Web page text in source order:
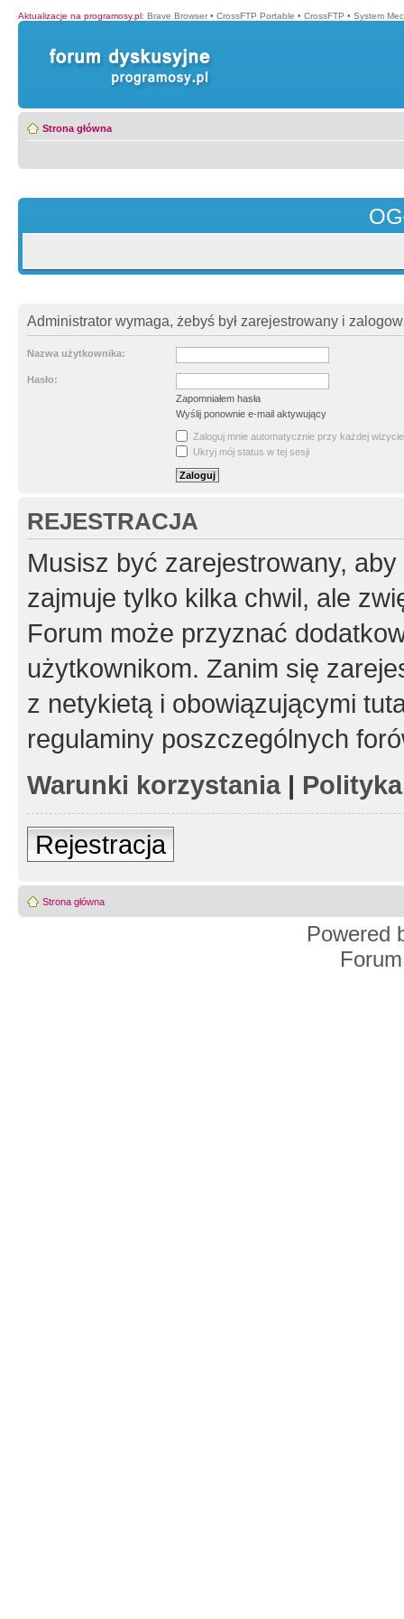
Aktualizacje na programosy.pl: Brave Browser • CrossFTP Portable • CrossFTP • System
Strona główna
Administrator wymaga, żebyś był zarejestrowany i
Nazwa użytkownika:
Hasło:
Zapomniałem hasła
Wyślij ponownie e-mail aktywujący
Zaloguj mnie automatycznie przy każdej wizycie
Ukryj mój status w tej sesji
REJESTRACJA
Musisz być zarejestrowany,
zajmuje tylko kilka chwil, ale
Forum może przyznać
użytkownikom. Zanim się
z netykietą i obowiązującymi
regulaminy poszczególnych
Warunki korzystania|
Rejestracja
Strona główna
Powered